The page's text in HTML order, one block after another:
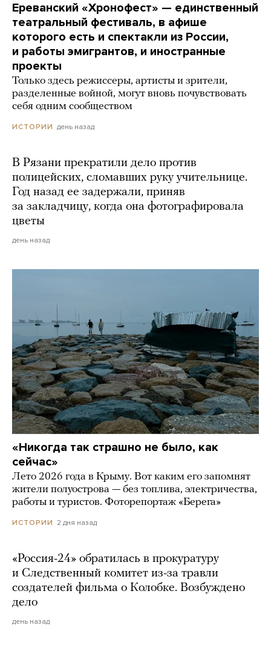
Ереванский «Хронофест» — единственный
театральный фестиваль, в афише
которого есть и спектакли из России,
и работы эмигрантов, и иностранные
проекты
Только здесь режиссеры, артисты и зрители,
разделенные войной, могут вновь почувствовать
себя одним сообществом
ИСТОРИИ день назад
В Рязани прекратили дело против
полицейских, сломавших руку учительнице.
Год назад ее задержали, приняв
за закладчицу, когда она фотографировала
цветы
день назад
«Никогда так страшно не было, как
сейчас»
Лето 2026 года в Крыму. Вот каким его запомнят
жители полуострова — без топлива, электричества,
работы и туристов. Фоторепортаж «Берега»
ИСТОРИИ 2 дня назад
«Россия-24» обратилась в прокуратуру
и Следственный комитет из-за травли
создателей фильма о Колобке. Возбуждено
дело
день назад